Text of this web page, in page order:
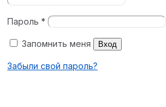
Пароль*
Запомнить меня Вход
Забыли свой пароль?